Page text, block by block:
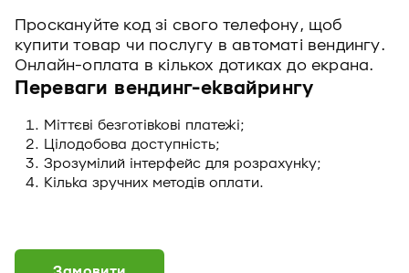
Проскануйте код зі свого телефону, щоб
купити товар чи послугу в автоматі вендингу.
Онлайн-оплата в кількох дотиках до екрана.
Переваги вендинг-еквайрингу
Міттєві безготівкові платежі;
Цілодобова доступність;
Зрозумілий інтерфейс для розрахунку;
Кілька зручних методів оплати.